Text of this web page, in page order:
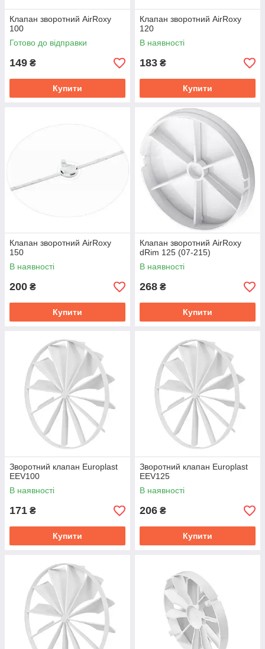
Клапан зворотний AirRoxy
100
Готово до відправки
149 ₴
Купити
Клапан зворотний AirRoxy
120
В наявності
183 ₴
Купити
Клапан зворотний AirRoxy
150
В наявності
200 ₴
Купити
Клапан зворотний AirRoxy
dRim 125 (07-215)
В наявності
268 ₴
Купити
Зворотний клапан Europlast
EEV100
В наявності
171 ₴
Купити
Зворотний клапан Europlast
EEV125
В наявності
206 ₴
Купити